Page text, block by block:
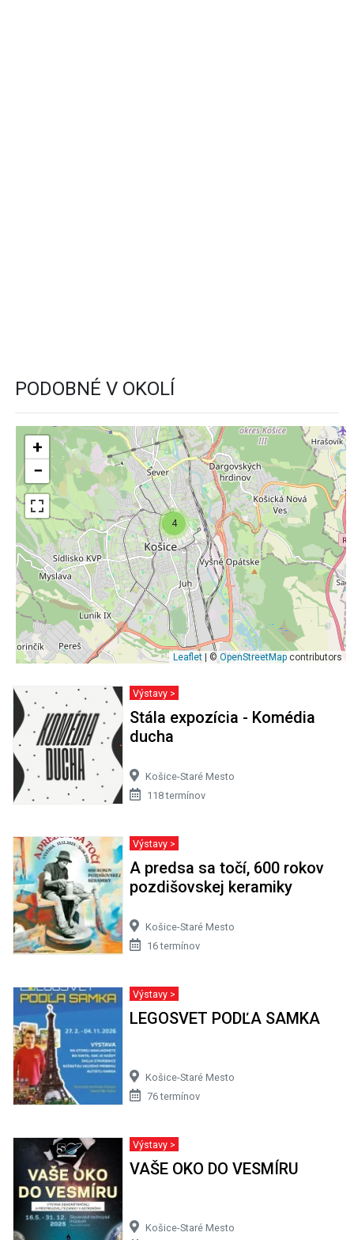
PODOBNÉ V OKOLÍ
4
+
−
Leaflet | © OpenStreetMap contributors
Výstavy >
Stála expozícia - Komédia
ducha
Košice-Staré Mesto
118 termínov
Výstavy >
A predsa sa točí, 600 rokov
pozdišovskej keramiky
Košice-Staré Mesto
16 termínov
Výstavy >
LEGOSVET PODĽA SAMKA
Košice-Staré Mesto
76 termínov
Výstavy >
VAŠE OKO DO VESMÍRU
Košice-Staré Mesto